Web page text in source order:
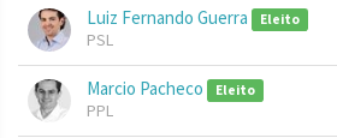
Luiz Fernando Guerra Eleito
PSL
Marcio Pacheco Eleito
PPL